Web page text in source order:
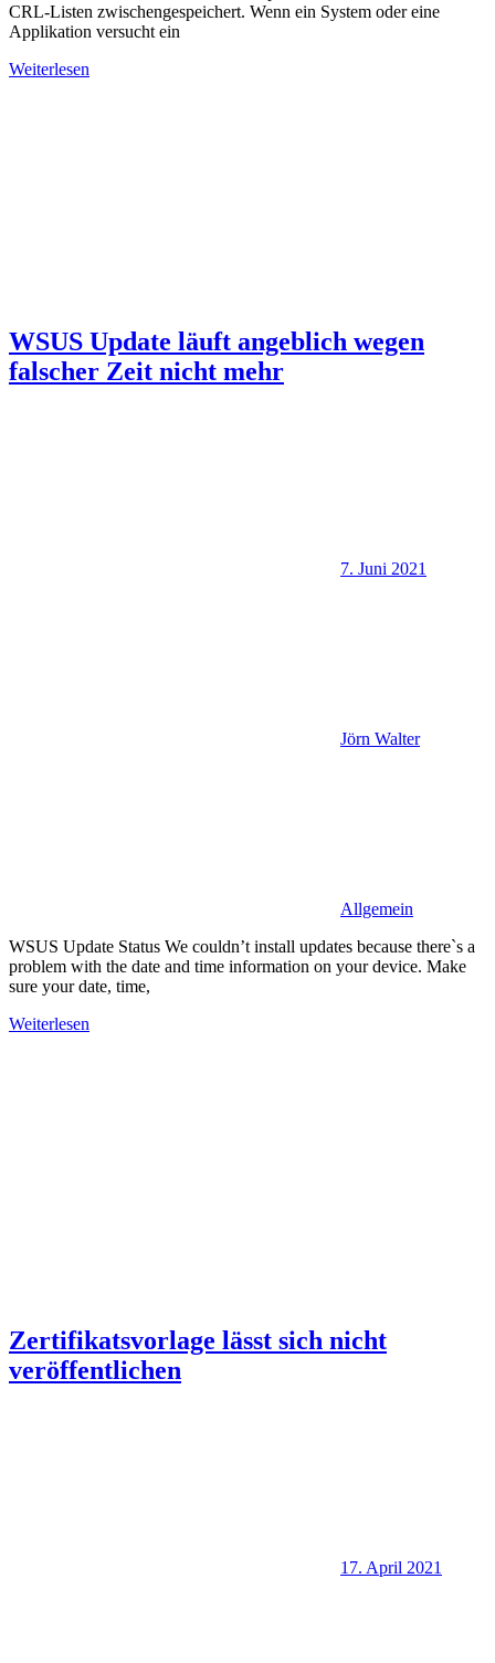
CRL-Listen zwischengespeichert. Wenn ein System oder eine
Applikation versucht ein
Weiterlesen
WSUS Update läuft angeblich wegen
falscher Zeit nicht mehr
7. Juni 2021
Jörn Walter
Allgemein
WSUS Update Status We couldn’t install updates because there`s a
problem with the date and time information on your device. Make
sure your date, time,
Weiterlesen
Zertifikatsvorlage lässt sich nicht
veröffentlichen
17. April 2021